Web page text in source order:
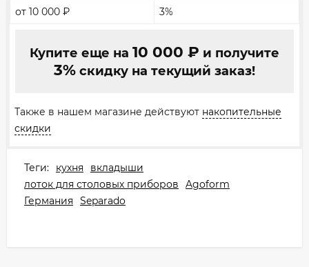
от 10 000 ₽ 3%
Купите еще на 10 000 ₽ и получите
3%скидку на текущий заказ!
Также в нашем магазине действуют накопительные
скидки
Теги: кухня
вкладыши
лоток для столовых приборов
Agoform
Германия
Separado